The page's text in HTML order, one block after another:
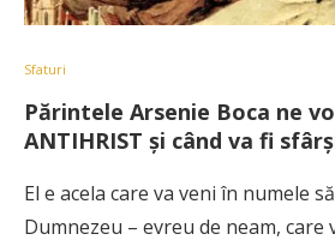
Sfaturi
Părintele Arsenie Boca ne
ANTIHRIST și când va fi
El e acela care va veni în numele
Dumnezeu – evreu de neam, care